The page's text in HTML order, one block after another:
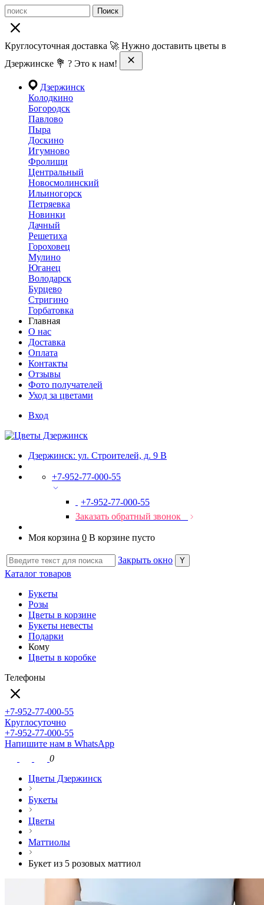
Поиск
Круглосуточная доставка 🚀 Нужно доставить цветы в
Дзержинске 💐 ? Это к нам!
Дзержинск
Колодкино
Богородск
Павлово
Пыра
Доскино
Игумново
Фролищи
Центральный
Новосмолинский
Ильиногорск
Петряевка
Новинки
Дачный
Решетиха
Гороховец
Мулино
Юганец
Володарск
Бурцево
Стригино
Горбатовка
Главная
О нас
Доставка
Оплата
Контакты
Отзывы
Фото получателей
Уход за цветами
Вход
Дзержинск: ул. Строителей, д. 9 В
+7-952-77-000-55
+7-952-77-000-55
Заказать обратный звонок
Моя корзина 0 В корзине пусто
Закрыть окно
Каталог товаров
Букеты
Розы
Цветы в корзине
Букеты невесты
Подарки
Кому
Цветы в коробке
Телефоны
+7-952-77-000-55
Круглосуточно
+7-952-77-000-55
Напишите нам в WhatsApp
0
Цветы Дзержинск
Букеты
Цветы
Маттиолы
Букет из 5 розовых маттиол